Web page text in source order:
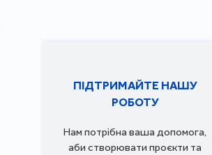
ПІДТРИМАЙТЕ НАШУ
РОБОТУ
Нам потрібна ваша допомога,
аби створювати проєкти та